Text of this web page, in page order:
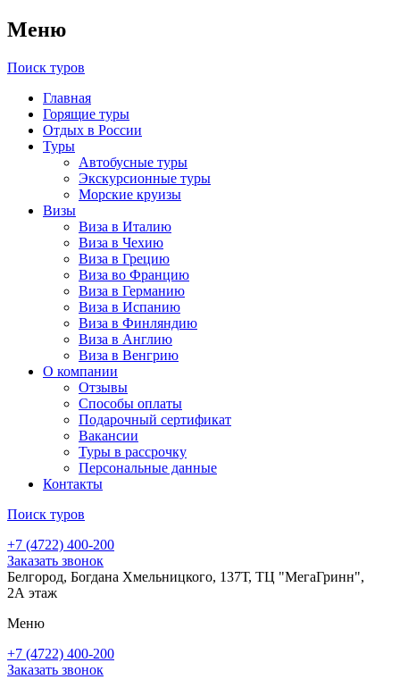
Меню
Поиск туров
Главная
Горящие туры
Отдых в России
Туры
Автобусные туры
Экскурсионные туры
Морские круизы
Визы
Виза в Италию
Виза в Чехию
Виза в Грецию
Виза во Францию
Виза в Германию
Виза в Испанию
Виза в Финляндию
Виза в Англию
Виза в Венгрию
О компании
Отзывы
Способы оплаты
Подарочный сертификат
Вакансии
Туры в рассрочку
Персональные данные
Контакты
Поиск туров
+7 (4722) 400-200
Заказать звонок
Белгород, Богдана Хмельницкого, 137Т, ТЦ "МегаГринн",
2А этаж
Меню
+7 (4722) 400-200
Заказать звонок